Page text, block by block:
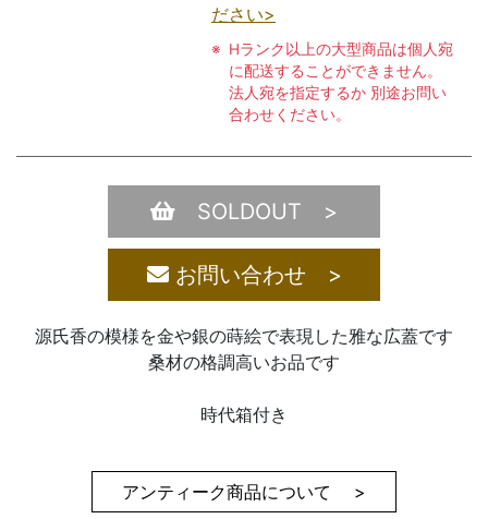
ださい>
Hランク以上の大型商品は個人宛
に配送することができません。
法人宛を指定するか 別途お問い
合わせください。
SOLDOUT >
お問い合わせ >
源氏香の模様を金や銀の蒔絵で表現した雅な広蓋です
桑材の格調高いお品です
時代箱付き
アンティーク商品について >